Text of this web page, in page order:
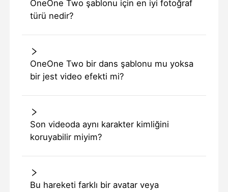
OneOne Two şablonu için en iyi fotoğraf
türü nedir?
OneOne Two bir dans şablonu mu yoksa
bir jest video efekti mi?
Son videoda aynı karakter kimliğini
koruyabilir miyim?
Bu hareketi farklı bir avatar veya